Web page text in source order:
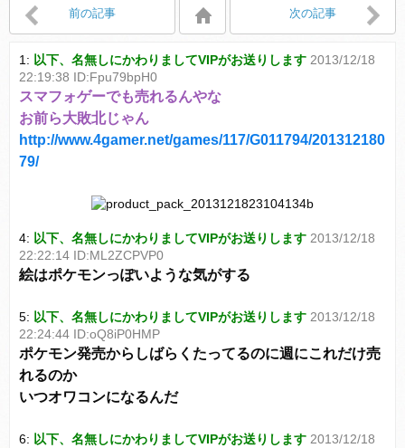
前の記事 次の記事
1: 以下、名無しにかわりましてVIPがお送りします 2013/12/18
22:19:38 ID:Fpu79bpH0
スマフォゲーでも売れるんやな
お前ら大敗北じゃん
http://www.4gamer.net/games/117/G011794/201312180
79/
4: 以下、名無しにかわりましてVIPがお送りします 2013/12/18
22:22:14 ID:ML2ZCPVP0
絵はポケモンっぽいような気がする
5: 以下、名無しにかわりましてVIPがお送りします 2013/12/18
22:24:44 ID:oQ8iP0HMP
ポケモン発売からしばらくたってるのに週にこれだけ売
れるのか
いつオワコンになるんだ
6: 以下、名無しにかわりましてVIPがお送りします 2013/12/18